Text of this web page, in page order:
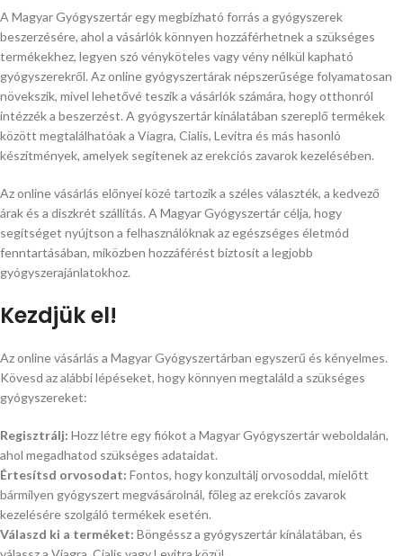
A Magyar Gyógyszertár egy megbízható forrás a gyógyszerek
beszerzésére, ahol a vásárlók könnyen hozzáférhetnek a szükséges
termékekhez, legyen szó vényköteles vagy vény nélkül kapható
gyógyszerekről. Az online gyógyszertárak népszerűsége folyamatosan
növekszik, mivel lehetővé teszik a vásárlók számára, hogy otthonról
intézzék a beszerzést. A gyógyszertár kínálatában szereplő termékek
között megtalálhatóak a Viagra, Cialis, Levitra és más hasonló
készítmények, amelyek segítenek az erekciós zavarok kezelésében.
Az online vásárlás előnyei közé tartozik a széles választék, a kedvező
árak és a diszkrét szállítás. A Magyar Gyógyszertár célja, hogy
segítséget nyújtson a felhasználóknak az egészséges életmód
fenntartásában, miközben hozzáférést biztosít a legjobb
gyógyszerajánlatokhoz.
Kezdjük el!
Az online vásárlás a Magyar Gyógyszertárban egyszerű és kényelmes.
Kövesd az alábbi lépéseket, hogy könnyen megtaláld a szükséges
gyógyszereket:
Regisztrálj: Hozz létre egy fiókot a Magyar Gyógyszertár weboldalán,
ahol megadhatod szükséges adataidat.
Értesítsd orvosodat: Fontos, hogy konzultálj orvosoddal, mielőtt
bármilyen gyógyszert megvásárolnál, főleg az erekciós zavarok
kezelésére szolgáló termékek esetén.
Válaszd ki a terméket: Böngéssz a gyógyszertár kínálatában, és